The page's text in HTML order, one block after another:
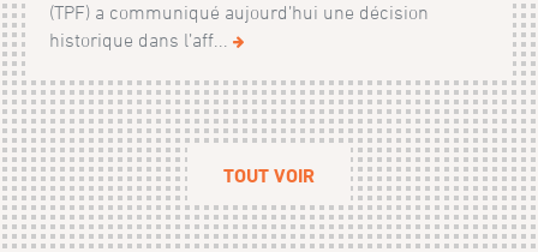
(TPF) a communiqué aujourd’hui une décision
historique dans l’aff...
TOUT VOIR